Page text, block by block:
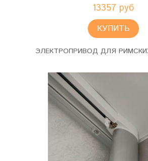
13357 руб
КУПИТЬ
ЭЛЕКТРОПРИВОД ДЛЯ